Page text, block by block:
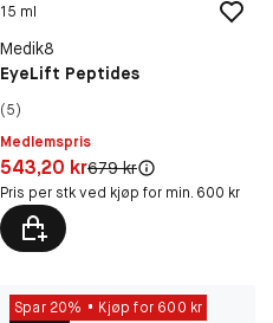
15 ml
Medik8
EyeLift Peptides
(5)
Medlemspris
Pris: 543,20 kr
543,20 krOriginal pris:
679 kr
Pris per stk ved kjøp for min. 600 kr
Spar 20%
Kjøp for 600 kr